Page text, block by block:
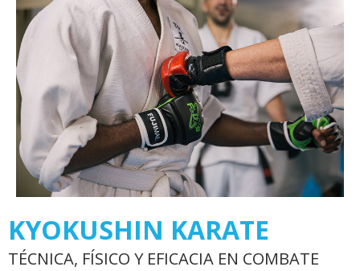
KYOKUSHIN KARATE
TÉCNICA, FÍSICO Y EFICACIA EN COMBATE